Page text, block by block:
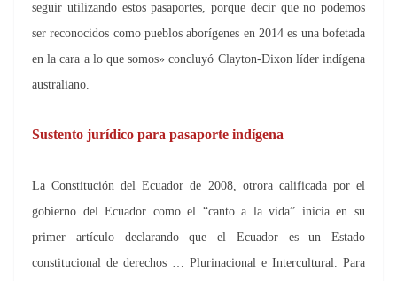
seguir utilizando estos pasaportes, porque decir que no podemos
ser reconocidos como pueblos aborígenes en 2014 es una bofetada
en la cara a lo que somos» concluyó Clayton-Dixon líder indígena
australiano.
Sustento jurídico para pasaporte indígena
La Constitución del Ecuador de 2008, otrora calificada por el
gobierno del Ecuador como el “canto a la vida” inicia en su
primer artículo declarando que el Ecuador es un Estado
constitucional de derechos … Plurinacional e Intercultural. Para